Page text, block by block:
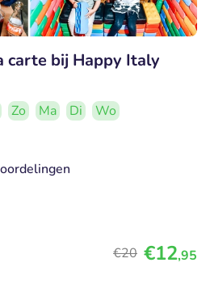
carte bij Happy Italy
Zo Ma Di
Wo
€20 €12,95